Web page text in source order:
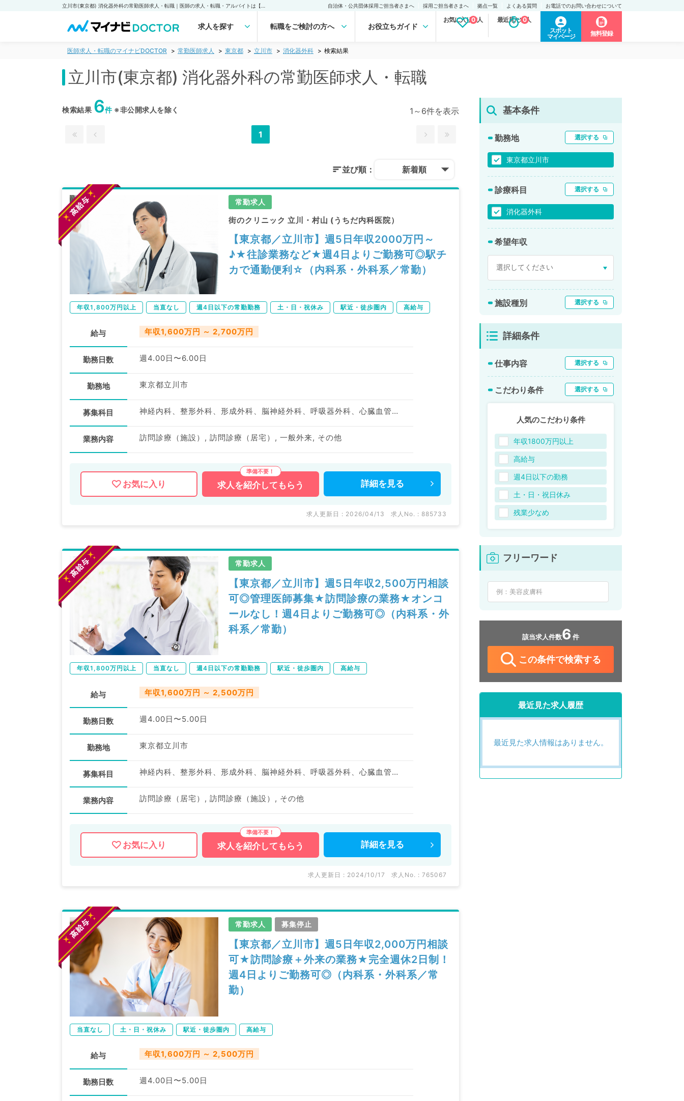
自治体・公共団体採用ご担当者さまへ 採用ご担当者さまへ 拠点一覧 よくある質問 お電話でのお問い合わせについて
求人を探す 転職をご検討の方へ お役立ちガイド
お気に入り求人
0 最近見た求人
0
スポット
マイページ
無料登録
医師求人・転職のマイナビDOCTOR 常勤医師求人 東京都 立川市 消化器外科 検索結果
立川市(東京都) 消化器外科の常勤医師求人・転職
検索結果 6件※非公開求人を除く 1～6件を表示
1
並び順： 新着順
常勤求人
街のクリニック 立川・村山 (うちだ内科医院）
【東京都／立川市】週5日年収2000万円～
♪★往診業務など★週4日よりご勤務可◎駅チ
カで通勤便利☆（内科系・外科系／常勤）
年収1,800万円以上 当直なし 週4日以下の常勤勤務 土・日・祝休み 駅近・徒歩圏内 高給与
給与 年収1,600万円 ～ 2,700万円
勤務日数 週4.00日〜6.00日
勤務地 東京都立川市
募集科目 神経内科、整形外科、形成外科、脳神経外科、呼吸器外科、心臓血管外科、泌尿器科、一般内科、循環器内科、呼吸器内科、消化器内科、内分泌・代謝内科、腎臓内科、老年内科、血液内科、外科系全般、一般外科、消化器外科、乳腺外科、膠原病科、大腸・肛門外科
業務内容 訪問診療（施設）, 訪問診療（居宅）, 一般外来, その他
お気に入り 求人を紹介してもらう 詳細を 見る
求人更新日 : 2026/04/13 求人No. : 885733
常勤求人
【東京都／立川市】週5日年収2,500万円相談
可◎管理医師募集★訪問診療の業務★オンコ
ールなし！週4日よりご勤務可◎（内科系・外
科系／常勤）
年収1,800万円以上 当直なし 週4日以下の常勤勤務 駅近・徒歩圏内 高給与
給与 年収1,600万円 ～ 2,500万円
勤務日数 週4.00日〜5.00日
勤務地 東京都立川市
募集科目 神経内科、整形外科、形成外科、脳神経外科、呼吸器外科、心臓血管外科、泌尿器科、一般内科、循環器内科、呼吸器内科、消化器内科、内分泌・代謝内科、腎臓内科、老年内科、血液内科、外科系全般、一般外科、消化器外科、乳腺外科、膠原病科、大腸・肛門外科
業務内容 訪問診療（居宅）, 訪問診療（施設）, その他
お気に入り 求人を紹介してもらう 詳細を 見る
求人更新日 : 2024/10/17 求人No. : 765067
常勤求人 募集停止
【東京都／立川市】週5日年収2,000万円相談
可★訪問診療＋外来の業務★完全週休2日制！
週4日よりご勤務可◎（内科系・外科系／常
勤）
当直なし 土・日・祝休み 駅近・徒歩圏内 高給与
給与 年収1,600万円 ～ 2,500万円
勤務日数 週4.00日〜5.00日
基本条件
勤務地 選択する
東京都立川市
診療科目 選択する
消化器外科
希望年収
施設種別 選択する
詳細条件
仕事内容 選択する
こだわり条件 選択する
人気のこだわり条件
年収1800万円以上
高給与
週4日以下の勤務
土・日・祝日休み
残業少なめ
フリーワード
該当求人件数6 件
この条件で検索する
最近見た求人履歴
最近見た求人情報はありません。